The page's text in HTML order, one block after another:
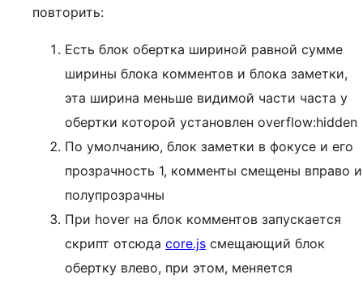
повторить:
Есть блок обертка шириной равной сумме
ширины блока комментов и блока заметки,
эта ширина меньше видимой части часта у
обертки которой установлен overflow:hidden
По умолчанию, блок заметки в фокусе и его
прозрачность 1, комменты смещены вправо и
полупрозрачны
При hover на блок комментов запускается
скрипт отсюда core.js смещающий блок
обертку влево, при этом, меняется